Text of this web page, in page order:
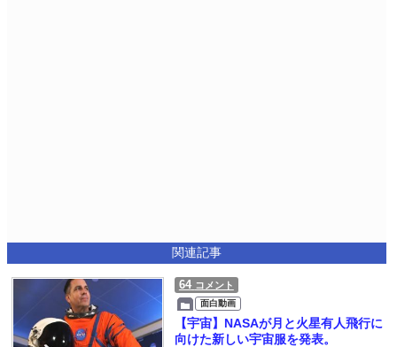
関連記事
64 コメント
面白動画
【宇宙】NASAが月と火星有人飛行に
向けた新しい宇宙服を発表。